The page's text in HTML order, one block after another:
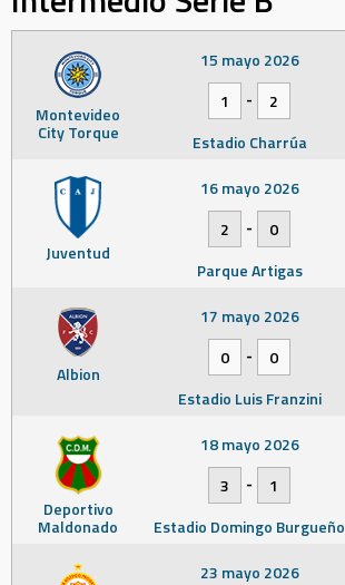
Montevideo
City Torque
15 mayo 2026
1
-
2
Estadio Charrúa
Juventud
16 mayo 2026
2
-
0
Parque Artigas
Albion
17 mayo 2026
0
-
0
Estadio Luis Franzini
Deportivo
Maldonado
18 mayo 2026
3
-
1
Estadio Domingo Burgueño
23 mayo 2026